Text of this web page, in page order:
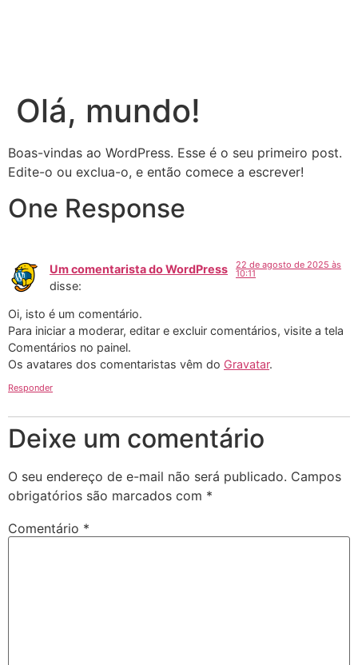
Olá, mundo!
Boas-vindas ao WordPress. Esse é o seu primeiro post.
Edite-o ou exclua-o, e então comece a escrever!
One Response
Um comentarista do WordPress
disse:
22 de agosto de 2025 às
10:11
Oi, isto é um comentário.
Para iniciar a moderar, editar e excluir comentários, visite a tela
Comentários no painel.
Os avatares dos comentaristas vêm do Gravatar.
Responder
Deixe um comentário
O seu endereço de e-mail não será publicado. Campos
obrigatórios são marcados com *
Comentário *